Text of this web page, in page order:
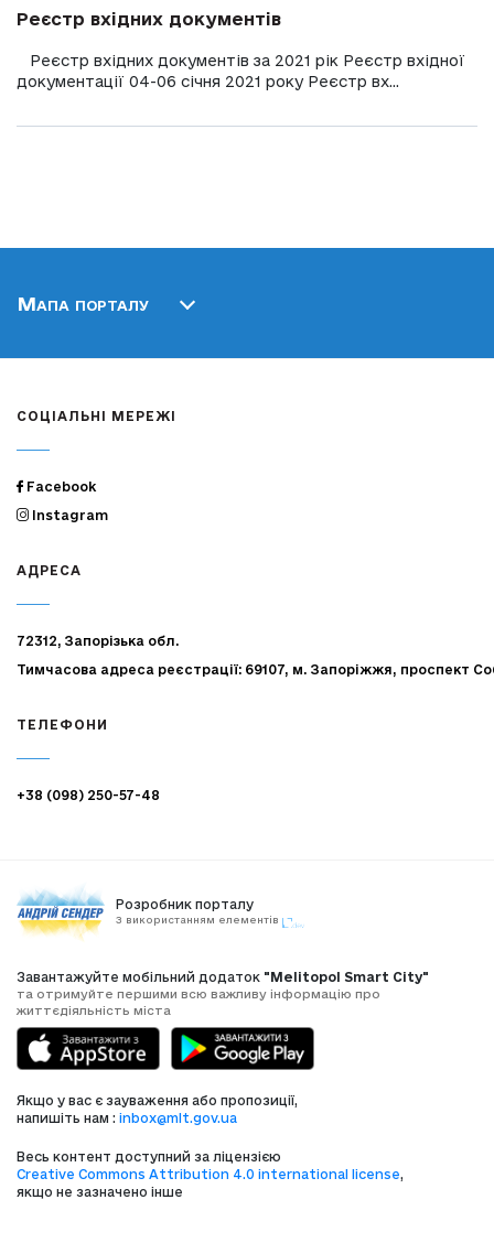
Реєстр вхідних документів
Реєстр вхідних документів за 2021 рік Реєстр вхідної
документації 04-06 січня 2021 року Реєстр вх...
Мапа порталу
СОЦІАЛЬНІ МЕРЕЖІ
Facebook
Instagram
АДРЕСА
72312, Запорізька обл.
Тимчасова адреса реєстрації: 69107, м. Запоріжжя, проспект
ТЕЛЕФОНИ
+38 (098) 250-57-48
Розробник порталу
З використанням елементів
Завантажуйте мобільний додаток "Melitopol Smart City"
та отримуйте першими всю важливу інформацію про
життєдіяльність міста
Якщо у вас є зауваження або пропозиції,
напишіть нам : inbox@mlt.gov.ua
Весь контент доступний за ліцензією
Creative Commons Attribution 4.0 international license,
якщо не зазначено інше